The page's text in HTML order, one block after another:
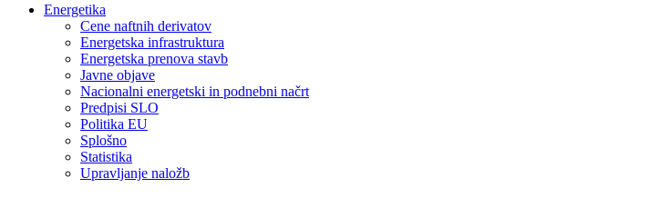
Energetika
Cene naftnih derivatov
Energetska infrastruktura
Energetska prenova stavb
Javne objave
Nacionalni energetski in podnebni načrt
Predpisi SLO
Politika EU
Splošno
Statistika
Upravljanje naložb